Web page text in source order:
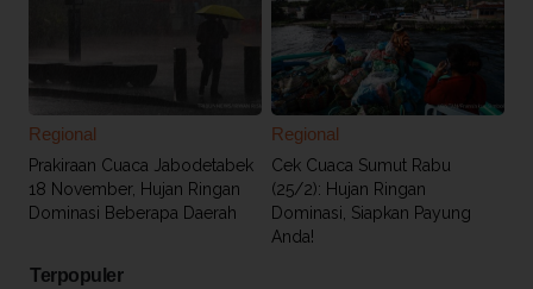
Regional
Prakiraan Cuaca Jabodetabek
18 November, Hujan Ringan
Dominasi Beberapa Daerah
Regional
Cek Cuaca Sumut Rabu
(25/2): Hujan Ringan
Dominasi, Siapkan Payung
Anda!
Terpopuler